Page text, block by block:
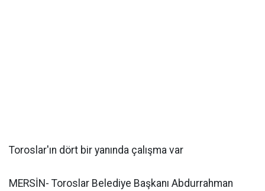
Toroslar'ın dört bir yanında çalışma var
MERSİN- Toroslar Belediye Başkanı Abdurrahman